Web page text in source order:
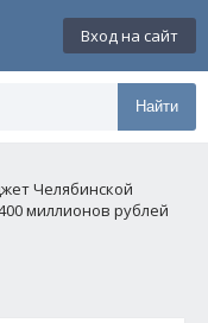
Вход на сайт
Найти
Челябинской
миллионов рублей